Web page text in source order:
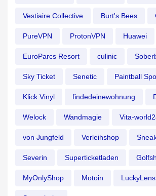
Vestiaire Collective Burt's Bees
PureVPN ProtonVPN Huawei
EuroParcs Resort culinic
Sky Ticket Senetic Paintball
Klick Vinyl findedeinewohnung
Welock Wandmagie Vita-
von Jungfeld Verleihshop
Severin Superticketladen
MyOnlyShop Motoin LuckyLens